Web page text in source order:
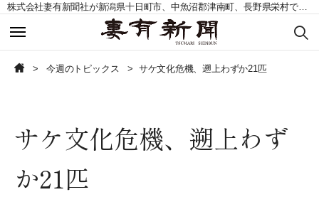
株式会社妻有新聞社が新潟県十日町市、中魚沼郡津南町、長野県栄村で発行する地域紙。毎週土曜日発行。
今週のトピックス
読者の声募集
今週のトピックス
読者の声募集
今週のトピックス サケ文化危機、遡上わずか21匹
サケ文化危機、遡上わず
か21匹